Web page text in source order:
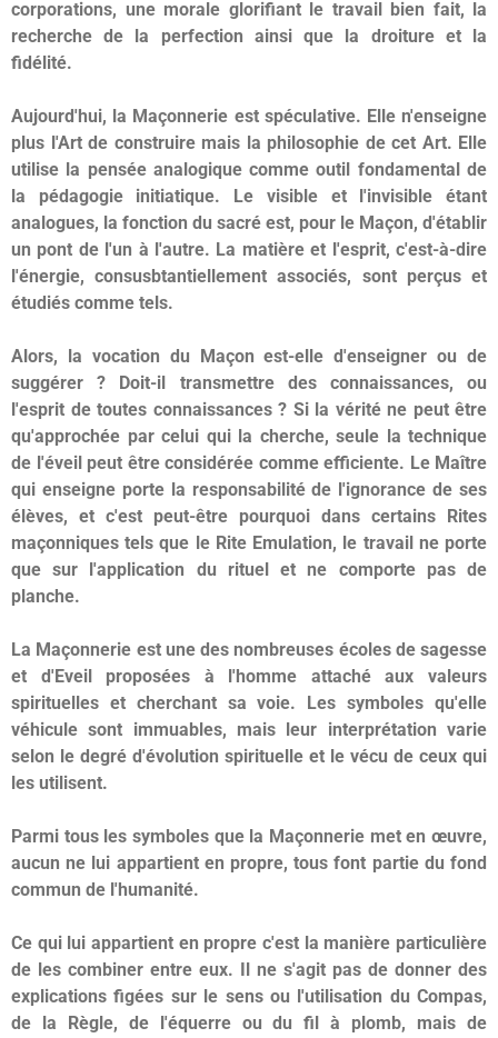
corporations, une morale glorifiant le travail bien fait, la
recherche de la perfection ainsi que la droiture et la
fidélité.
Aujourd'hui, la Maçonnerie est spéculative. Elle n'enseigne
plus l'Art de construire mais la philosophie de cet Art. Elle
utilise la pensée analogique comme outil fondamental de
la pédagogie initiatique. Le visible et l'invisible étant
analogues, la fonction du sacré est, pour le Maçon, d'établir
un pont de l'un à l'autre. La matière et l'esprit, c'est-à-dire
l'énergie, consusbtantiellement associés, sont perçus et
étudiés comme tels.
Alors, la vocation du Maçon est-elle d'enseigner ou de
suggérer ? Doit-il transmettre des connaissances, ou
l'esprit de toutes connaissances ? Si la vérité ne peut être
qu'approchée par celui qui la cherche, seule la technique
de l'éveil peut être considérée comme efficiente. Le Maître
qui enseigne porte la responsabilité de l'ignorance de ses
élèves, et c'est peut-être pourquoi dans certains Rites
maçonniques tels que le Rite Emulation, le travail ne porte
que sur l'application du rituel et ne comporte pas de
planche.
La Maçonnerie est une des nombreuses écoles de sagesse
et d'Eveil proposées à l'homme attaché aux valeurs
spirituelles et cherchant sa voie. Les symboles qu'elle
véhicule sont immuables, mais leur interprétation varie
selon le degré d'évolution spirituelle et le vécu de ceux qui
les utilisent.
Parmi tous les symboles que la Maçonnerie met en œuvre,
aucun ne lui appartient en propre, tous font partie du fond
commun de l'humanité.
Ce qui lui appartient en propre c'est la manière particulière
de les combiner entre eux. Il ne s'agit pas de donner des
explications figées sur le sens ou l'utilisation du Compas,
de la Règle, de l'équerre ou du fil à plomb, mais de